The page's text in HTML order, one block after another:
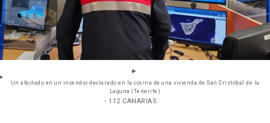
Un afectado en un incendio declarado en la cocina de una vivienda de San Cristóbal de la
Laguna (Tenerife)
- 112 CANARIAS